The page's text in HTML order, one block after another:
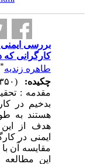
بررسی ایمنی
کارگرانی که
طاهره زندیه
چکیده:
مقدمه :
بدخیم در
هستند به
هدف از این
ایمنی در
مقایسه آن با